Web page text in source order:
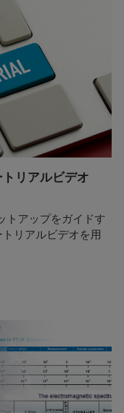
リアルビデオ
トアップをガイドす
リアルビデオを用